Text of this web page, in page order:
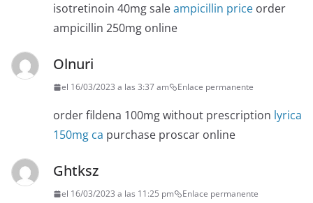
isotretinoin 40mg saleampicillin price order
ampicillin 250mg online
Olnuri
el 16/03/2023 a las 3:37 am Enlace permanente
order fildena 100mg without prescription lyrica
150mg ca purchase proscar online
Ghtksz
el 16/03/2023 a las 11:25 pm Enlace permanente